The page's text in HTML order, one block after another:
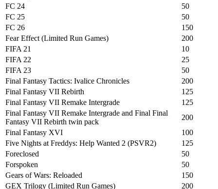
FC 24
50
FC 25
50
FC 26
150
Fear Effect (Limited Run Games)
200
FIFA 21
10
FIFA 22
25
FIFA 23
50
Final Fantasy Tactics: Ivalice Chronicles
200
Final Fantasy VII Rebirth
125
Final Fantasy VII Remake Intergrade
125
Final Fantasy VII Remake Intergrade and Final Final
Fantasy VII Rebirth twin pack
200
Final Fantasy XVI
100
Five Nights at Freddys: Help Wanted 2 (PSVR2)
125
Foreclosed
50
Forspoken
50
Gears of Wars: Reloaded
150
GEX Trilogy (Limited Run Games)
200